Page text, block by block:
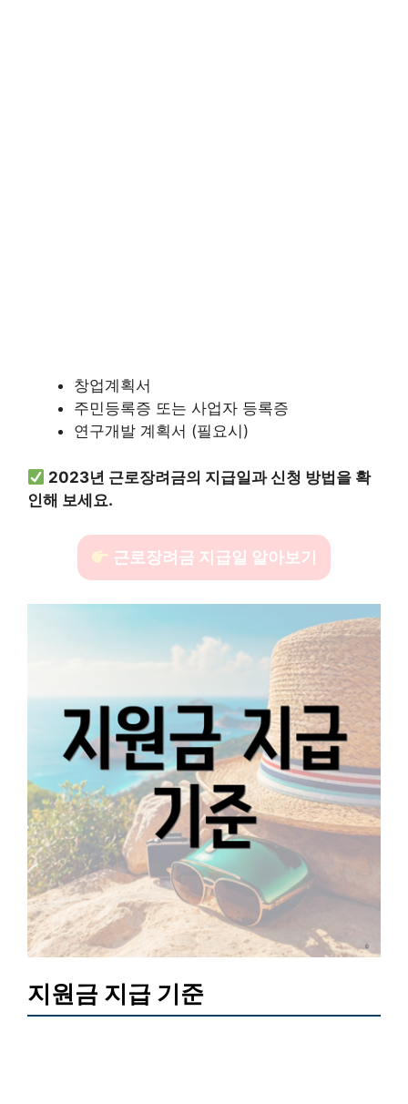
창업계획서
주민등록증 또는 사업자 등록증
연구개발 계획서 (필요시)
2023년 근로장려금의 지급일과 신청 방법을 확
인해 보세요.
근로장려금 지급일 알아보기
지원금 지급 기준